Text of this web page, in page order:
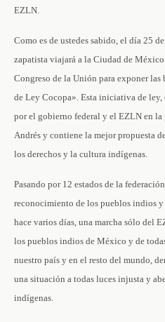
EZLN.
Como es de ustedes sabido, el día 25
zapatista viajará a la Ciudad de
Congreso de la Unión para exponer
de Ley Cocopa». Esta iniciativa de
por el gobierno federal y el EZLN en la
Andrés y contiene la mejor propuesta
los derechos y la cultura indígenas.
Pasando por 12 estados de la
reconocimiento de los pueblos indios y
hace varios días, una marcha sólo del
los pueblos indios de México y de
nuestro país y en el resto del mundo,
una situación a todas luces injusta y
indígenas.